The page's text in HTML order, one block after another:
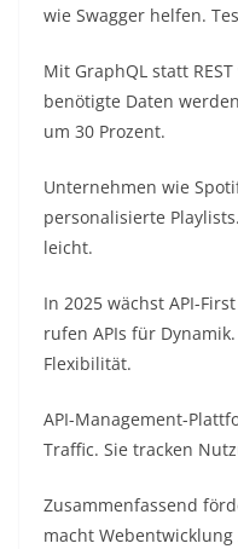
wie Swagger helfen.
Mit GraphQL statt
benötigte Daten
um 30 Prozent.​
Unternehmen wie
personalisierte
leicht.​
In 2025 wächst API-
rufen APIs für
Flexibilität.​
API-Management-
Traffic. Sie tracken
Zusammenfassend
macht